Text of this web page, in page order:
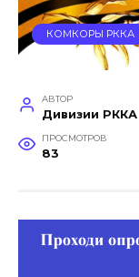
КОМКОРЫ РККА
АВТОР
Дивизии РККА
ПРОСМОТРОВ
83